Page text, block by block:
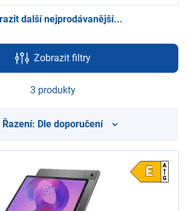
další nejprodávanější...
Zobrazit filtry
3 produkty
Řazení: Dle doporučení